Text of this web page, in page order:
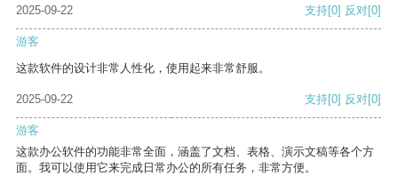
2025-09-22
支持[0] 反对[0]
游客
这款软件的设计非常人性化，使用起来非常舒服。
2025-09-22 支持[0] 反对[0]
游客
这款办公软件的功能非常全面，涵盖了文档、表格、演示文稿等各个方
面。我可以使用它来完成日常办公的所有任务，非常方便。